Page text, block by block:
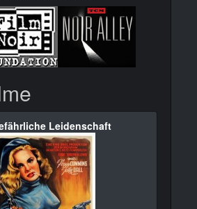
Leidenschaft